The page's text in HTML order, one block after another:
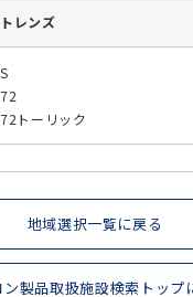
レンズ
トーリック
地域選択一覧に戻る
ン製品取扱施設検索トップ